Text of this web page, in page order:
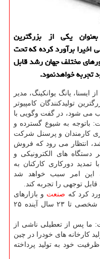
یكی از بزرگترین
اخیرا برآورد كرده كه تحت
مختلف جهان رشد قابل
تجربه خواهدنمود.
یانگ یوانکینگ، مدیر
تولیدکنندگان کامپیوتر
شود، در گفت وگویی با
باتوجه به شیوع گسترده و
کارمندان و پرسنل شرکت
انتظار می رود که فروش
های الکترونیکی و
تمدید دورکاری کارکنان به
این امر سبب خواهد شد
توجهی را تجربه کند.
کرد که صنعت و بازارهای
جهانی فروش لپ تاپ و کامپیوتر های شخصی تا ۲۳ سال آینده ۲۵
ما پس از تعطیلی ناشی از
کارخانه های خودرا در چین
خود به تولید پرداخته